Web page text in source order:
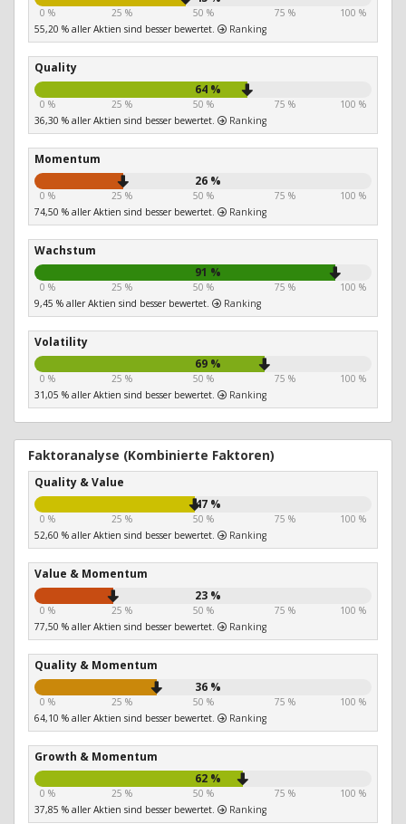
0 % 25 % 50 % 75 %
100 %
55,20 % aller Aktien sind besser bewertet.
Ranking
Quality
64 %
0 % 25 % 50 % 75 %
100 %
36,30 % aller Aktien sind besser bewertet.
Ranking
Momentum
26 %
0 % 25 % 50 % 75 %
100 %
74,50 % aller Aktien sind besser bewertet.
Ranking
Wachstum
91 %
0 % 25 % 50 % 75 %
100 %
9,45 % aller Aktien sind besser bewertet.
Ranking
Volatility
69 %
0 % 25 % 50 % 75 %
100 %
31,05 % aller Aktien sind besser bewertet.
Ranking
Faktoranalyse (Kombinierte Faktoren)
Quality & Value
47 %
0 % 25 % 50 % 75 %
100 %
52,60 % aller Aktien sind besser bewertet.
Ranking
Value & Momentum
23 %
0 % 25 % 50 % 75 %
100 %
77,50 % aller Aktien sind besser bewertet.
Ranking
Quality & Momentum
36 %
0 % 25 % 50 % 75 %
100 %
64,10 % aller Aktien sind besser bewertet.
Ranking
Growth & Momentum
62 %
0 % 25 % 50 % 75 %
100 %
37,85 % aller Aktien sind besser bewertet.
Ranking